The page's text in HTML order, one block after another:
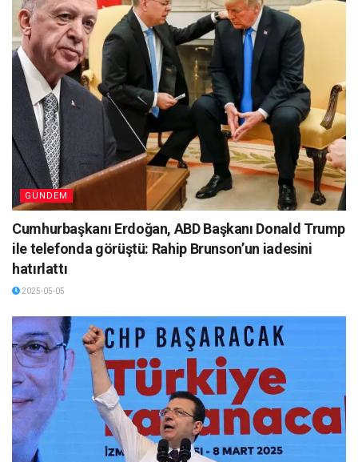
GÜNDEM
Cumhurbaşkanı Erdoğan, ABD Başkanı Donald Trump
ile telefonda görüştü: Rahip Brunson’un iadesini
hatırlattı
2025-05-05